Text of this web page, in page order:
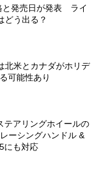
と発売日が発表 ライ
どう出る？
北米とカナダがホリデ
可能性あり
テアリングホイールの
ーシングハンドル &
にも対応